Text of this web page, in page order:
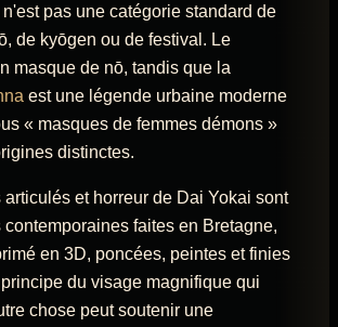
n'est pas une catégorie standard de
de kyōgen ou de festival. Le
masque de nō, tandis que la
est une légende urbaine moderne
« masques de femmes démons »
distinctes.
articulés et horreur de Dai Yokai sont
faites en Bretagne,
en 3D, poncées, peintes et finies
du visage magnifique qui
chose peut soutenir une